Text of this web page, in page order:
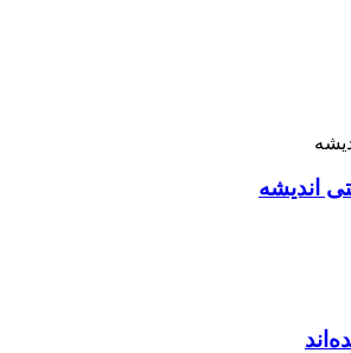
اندیشه